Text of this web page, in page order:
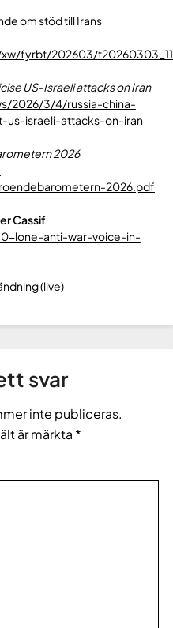
om stöd till Irans
fyrbt/202603/
US-Israeli attacks on Iran
2026/3/4/russia-china-
us-israeli-attacks-on-iran
2026
2026.pdf
Cassif
lone-anti-war-voice-in-
(live)
svar
inte publiceras.
är märkta *